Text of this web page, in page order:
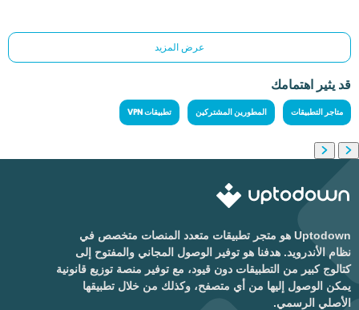
عرض المزيد
قد يثير اهتمامك
متاجر التطبيقات المطورين المشتركين تطبيقات VPN
Uptodown هو متجر تطبيقات متعدد المنصات متخصص في
نظام الأندرويد. هدفنا هو توفير الوصول المجاني والمفتوح إلى
كتالوج كبير من التطبيقات دون قيود، مع توفير منصة توزيع قانونية
يمكن الوصول إليها من أي متصفح، وكذلك من خلال تطبيقها
الأصلي الرسمي.